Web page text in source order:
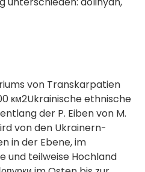
von Transkarpatien
км2Ukrainische ethnische
der P. Eiben von M.
von den Ukrainern-
in der Ebene, im
und teilweise Hochland